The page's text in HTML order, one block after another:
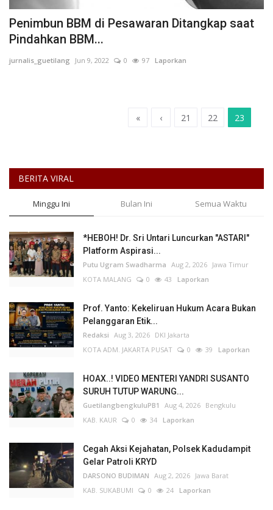
Keamanan
Ekonomi
Pendidikan
Informasi Journalism
Olahraga
Kesehatan
Layanan Publik
Penimbun BBM di Pesawaran Ditangkap saat
Pindahkan BBM...
jurnalis_guetilang Jun 9, 2022 0 97 Laporkan
« ‹ 21 22 23
BERITA VIRAL
Minggu Ini Bulan Ini Semua Waktu
*HEBOH! Dr. Sri Untari Luncurkan "ASTARI"
Platform Aspirasi...
Putu Ugram Swadharma Aug 2, 2026 Jawa Timur
KOTA MALANG
0 43 Laporkan
Prof. Yanto: Kekeliruan Hukum Acara Bukan
Pelanggaran Etik...
Redaksi Aug 3, 2026 DKI Jakarta
KOTA ADM. JAKARTA PUSAT
0 39 Laporkan
HOAX..! VIDEO MENTERI YANDRI SUSANTO
SURUH TUTUP WARUNG...
GuetilangbengkuluPB1 Aug 4, 2026 Bengkulu
KAB. KAUR
0 34 Laporkan
Cegah Aksi Kejahatan, Polsek Kadudampit
Gelar Patroli KRYD
DARSONO BUDIMAN Aug 2, 2026 Jawa Barat
KAB. SUKABUMI
0 24 Laporkan